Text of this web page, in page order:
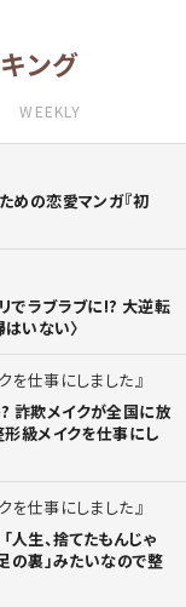
ング
WEEKLY
めの恋愛マンガ『初
でラブラブに!? 大逆転
いない〉
を仕事にしました
? 詐欺メイクが全国に放
級メイクを仕事にし
を仕事にしました
人生、捨てたもんじゃ
の裏」みたいなので整